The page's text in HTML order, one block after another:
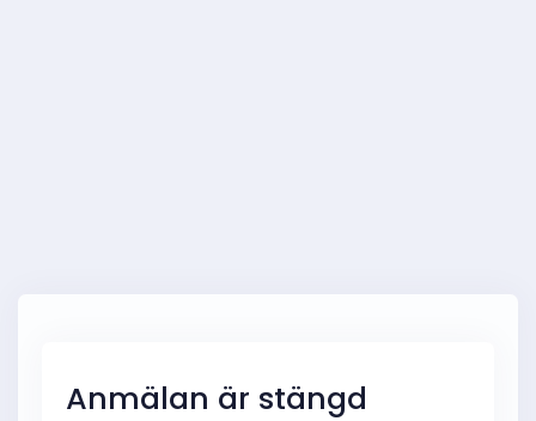
Anmälan är stängd